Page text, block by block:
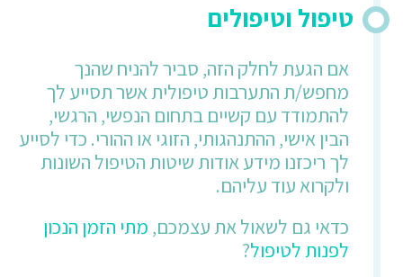
טיפול וטיפולים
אם הגעת לחלק הזה, סביר להניח שהנך
מחפש/ת התערבות טיפולית אשר תסייע לך
להתמודד עם קשיים בתחום הנפשי, הרגשי,
הבין אישי, ההתנהגותי, הזוגי או ההורי. כדי לסייע
לך ריכזנו מידע אודות שיטות הטיפול השונות
ולקרוא עוד עליהם.
כדאי גם לשאול את עצמכם, מתי הזמן הנכון
לפנות לטיפול?